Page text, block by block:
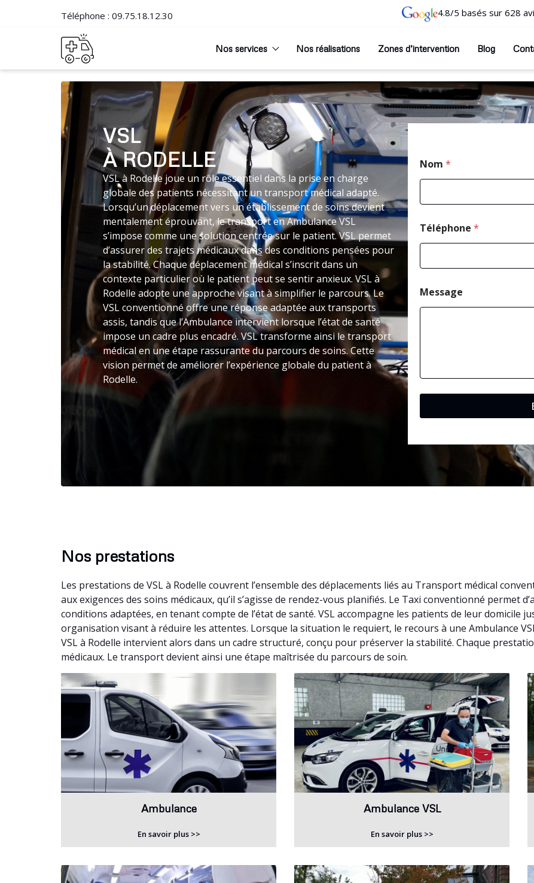
Téléphone : 09.75.18.12.30 4.8/5 basés sur 628
Nos services Nos réalisations Zones d’intervention Blog
VSL
À RODELLE
VSL à Rodelle joue un rôle essentiel dans la prise en charge
globale des patients nécessitant un transport médical adapté.
Lorsqu’un déplacement vers un établissement de soins devient
mentalement éprouvant, le transport en Ambulance VSL
s’impose comme une solution centrée sur le patient. VSL permet
d’assurer des trajets médicaux dans des conditions pensées pour
la stabilité. Chaque déplacement médical s’inscrit dans un
contexte particulier où le patient peut se sentir anxieux. VSL à
Rodelle adopte une approche visant à simplifier le parcours. Le
VSL conventionné offre une réponse adaptée aux transports
assis, tandis que l’Ambulance intervient lorsque l’état de santé
impose un cadre plus encadré. VSL transforme ainsi le transport
médical en une étape rassurante du parcours de soins. Cette
vision permet de améliorer l’expérience globale du patient à
Rodelle.
Nom *
Téléphone *
Message
Nos prestations
Les prestations de VSL à Rodelle couvrent l’ensemble des déplacements liés au Transport médical
aux exigences des soins médicaux, qu’il s’agisse de rendez-vous planifiés. Le Taxi conventionné permet
conditions adaptées, en tenant compte de l’état de santé. VSL accompagne les patients de leur domicile
organisation visant à réduire les attentes. Lorsque la situation le requiert, le recours à une Ambulance
VSL à Rodelle intervient alors dans un cadre structuré, conçu pour préserver la stabilité. Chaque
médicaux. Le transport devient ainsi une étape maîtrisée du parcours de soin.
Ambulance
En savoir plus >>
Ambulance VSL
En savoir plus >>